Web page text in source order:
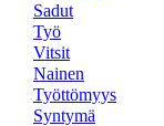
Sadut
Työ
Vitsit
Nainen
Työttömyys
Syntymä